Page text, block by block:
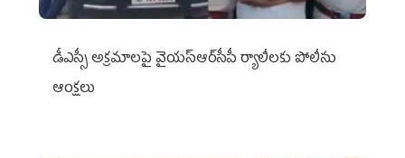
డీఎస్సీ అక్రమాలపై వైయ‌స్ఆర్‌సీపీ ర్యాలీలకు పోలీసు
ఆంక్షలు